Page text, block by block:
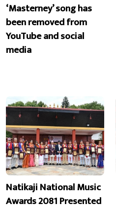
‘Masterney’ song has
been removed from
YouTube and social
media
Natikaji National Music
Awards 2081 Presented